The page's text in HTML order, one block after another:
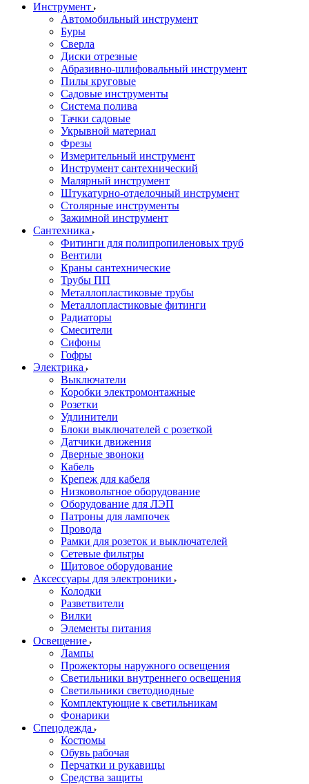
Инструмент
Автомобильный инструмент
Буры
Сверла
Диски отрезные
Абразивно-шлифовальный инструмент
Пилы круговые
Садовые инструменты
Система полива
Тачки садовые
Укрывной материал
Фрезы
Измерительный инструмент
Инструмент сантехнический
Малярный инструмент
Штукатурно-отделочный инструмент
Cтолярные инструменты
Зажимной инструмент
Сантехника
Фитинги для полипропиленовых труб
Вентили
Краны сантехнические
Трубы ПП
Металлопластиковые трубы
Металлопластиковые фитинги
Радиаторы
Смесители
Сифоны
Гофры
Электрика
Выключатели
Коробки электромонтажные
Розетки
Удлинители
Блоки выключателей с розеткой
Датчики движения
Дверные звоноки
Кабель
Крепеж для кабеля
Низковольтное оборудование
Оборудование для ЛЭП
Патроны для лампочек
Провода
Рамки для розеток и выключателей
Сетевые фильтры
Щитовое оборудование
Аксессуары для электроники
Колодки
Разветвители
Вилки
Элементы питания
Освещение
Лампы
Прожекторы наружного освещения
Светильники внутреннего освещения
Светильники светодиодные
Комплектующие к светильникам
Фонарики
Спецодежда
Костюмы
Обувь рабочая
Перчатки и рукавицы
Средства защиты